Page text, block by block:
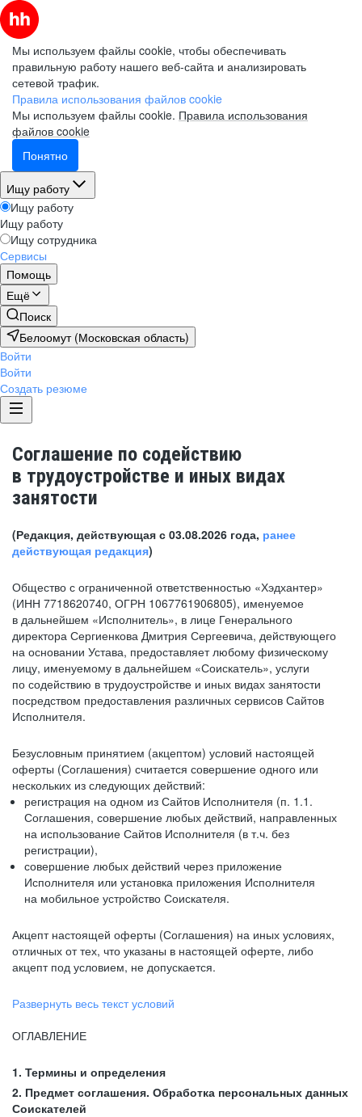
Мы используем файлы cookie, чтобы обеспечивать
правильную работу нашего веб-сайта и анализировать
сетевой трафик.
Правила использования файлов cookie
Мы используем файлы cookie. Правила использования
файлов cookie
Понятно
Ищу работу
Ищу работу
Ищу работу
Ищу сотрудника
Сервисы
Помощь
Ещё
Поиск
Белоомут (Московская область)
Войти
Войти
Создать резюме
Соглашение по содействию
в трудоустройстве и иных видах
занятости
(Редакция, действующая с 03.08.2026 года, ранее
действующая редакция)
Общество с ограниченной ответственностью «Хэдхантер»
(ИНН 7718620740, ОГРН 1067761906805), именуемое
в дальнейшем «Исполнитель», в лице Генерального
директора Сергиенкова Дмитрия Сергеевича, действующего
на основании Устава, предоставляет любому физическому
лицу, именуемому в дальнейшем «Соискатель», услуги
по содействию в трудоустройстве и иных видах занятости
посредством предоставления различных сервисов Сайтов
Исполнителя.
Безусловным принятием (акцептом) условий настоящей
оферты (Соглашения) считается совершение одного или
нескольких из следующих действий:
регистрация на одном из Сайтов Исполнителя (п. 1.1.
Соглашения, совершение любых действий, направленных
на использование Сайтов Исполнителя (в т.ч. без
регистрации),
совершение любых действий через приложение
Исполнителя или установка приложения Исполнителя
на мобильное устройство Соискателя.
Акцепт настоящей оферты (Соглашения) на иных условиях,
отличных от тех, что указаны в настоящей оферте, либо
акцепт под условием, не допускается.
Развернуть весь текст условий
ОГЛАВЛЕНИЕ
1. Термины и определения
2. Предмет соглашения. Обработка персональных данных
Соискателей